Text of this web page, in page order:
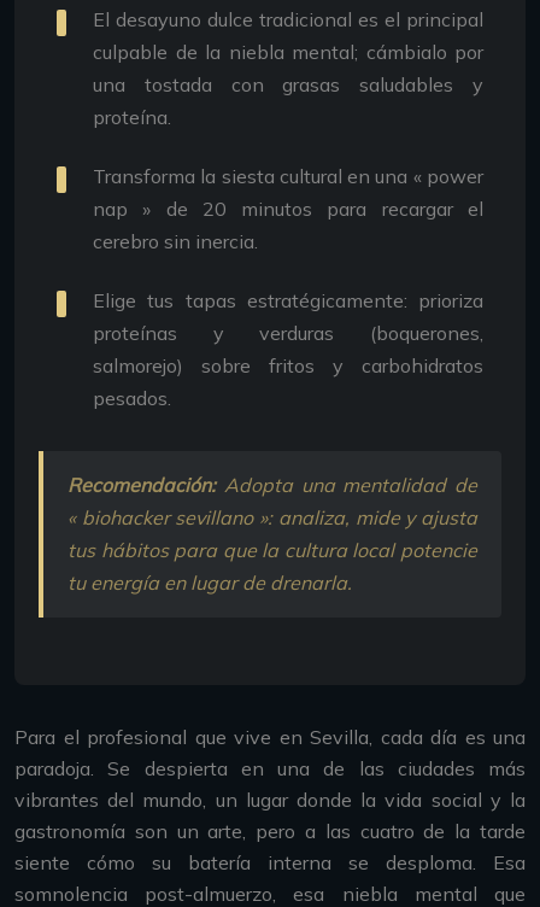
El desayuno dulce tradicional es el principal
culpable de la niebla mental; cámbialo por
una tostada con grasas saludables y
proteína.
Transforma la siesta cultural en una « power
nap » de 20 minutos para recargar el
cerebro sin inercia.
Elige tus tapas estratégicamente: prioriza
proteínas y verduras (boquerones,
salmorejo) sobre fritos y carbohidratos
pesados.
Recomendación:Adopta una mentalidad de
« biohacker sevillano »: analiza, mide y ajusta
tus hábitos para que la cultura local potencie
tu energía en lugar de drenarla.
Para el profesional que vive en Sevilla, cada día es una
paradoja. Se despierta en una de las ciudades más
vibrantes del mundo, un lugar donde la vida social y la
gastronomía son un arte, pero a las cuatro de la tarde
siente cómo su batería interna se desploma. Esa
somnolencia post-almuerzo, esa niebla mental que